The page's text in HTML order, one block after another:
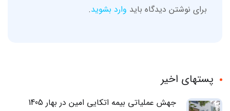
برای نوشتن دیدگاه باید وارد بشوید.
پستهای اخیر
جهش عملیاتی بیمه اتکایی امین در بهار 1405